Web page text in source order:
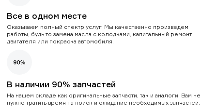
Все в одном месте
Оказываем полный спектр услуг. Мы качественно произведем
работы, будь то замена масла с колодками, капитальный ремонт
двигателя или покраска автомобиля.
В наличии 90% запчастей
На нашем складе как оригинальные запчасти, так и аналоги. Вам не
нужно тратить время на поиск и ожидание необходимых запчастей.